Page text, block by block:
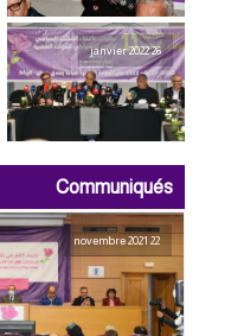
26 janvier 2022
Communiqués
22 novembre 2021